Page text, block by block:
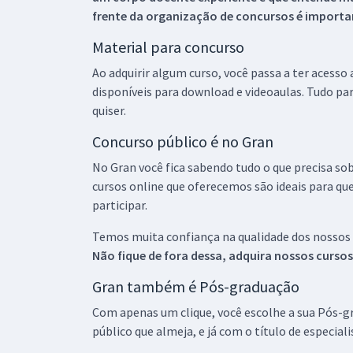
frente da organização de concursos é
Material para concurso
Ao adquirir algum curso, você passa a ter
disponíveis para download e videoaulas. Tudo
quiser.
Concurso público é no Gran
No Gran você fica sabendo tudo o que precisa
cursos online que oferecemos são ideais para
participar.
Temos muita confiança na qualidade dos
Não fique de fora dessa, adquira nossos
Gran também é Pós-graduação
Com apenas um clique, você escolhe a sua
público que almeja, e já com o título de